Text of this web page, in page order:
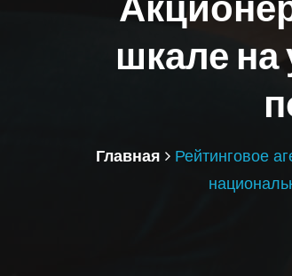
шкале
Главная
Рейтинговое